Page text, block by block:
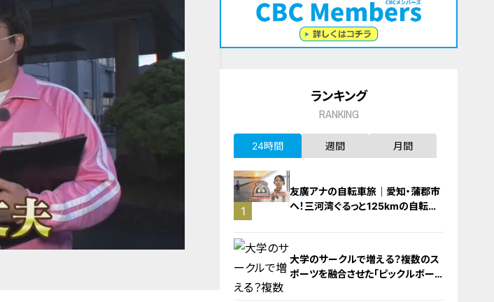
ランキング
RANKING
24時間 週間 月間
1
友廣アナの自転車旅｜愛知・蒲郡市
へ！三河湾ぐるっと125kmの自転車
大学のサークルで増える？複数のス
ポーツを融合させた「ピックルボー